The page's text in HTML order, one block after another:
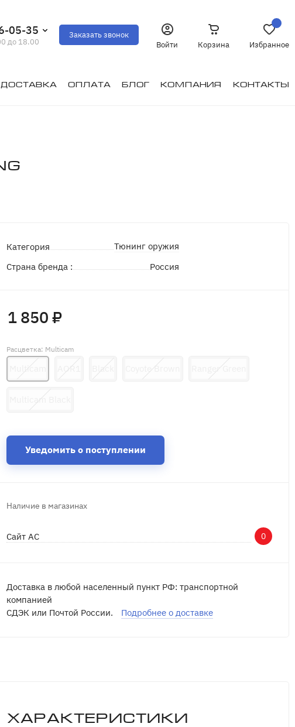
05-35
до 18.00
Заказать звонок
Войти
Корзина Избранное
Доставка Оплата Блог Компания Контакты
Категория
Тюнинг оружия
Страна бренда :
Россия
Расцветка: Multicam
1 850 ₽
Уведомить о поступлении
Наличие в магазинах
Сайт АС 0
Доставка в любой населенный пункт РФ: транспортной
компанией
СДЭК или Почтой России.
Подробнее о доставке
Характеристики